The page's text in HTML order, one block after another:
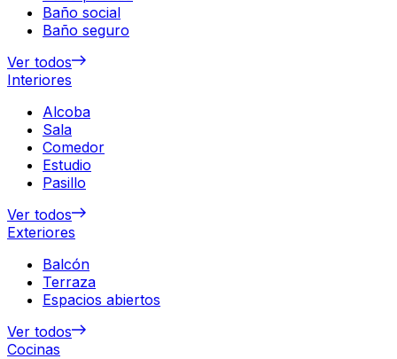
Baño social
Baño seguro
Ver todos
Interiores
Alcoba
Sala
Comedor
Estudio
Pasillo
Ver todos
Exteriores
Balcón
Terraza
Espacios abiertos
Ver todos
Cocinas